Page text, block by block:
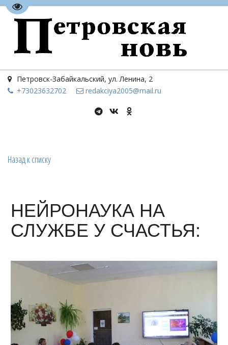
Перейти на версию для слабовидящих
Петровск-Забайкальский, ул. Ленина, 2
+73023632702 redakciya2005@mail.ru
Назад к списку
НЕЙРОНАУКА НА
СЛУЖБЕ У СЧАСТЬЯ: